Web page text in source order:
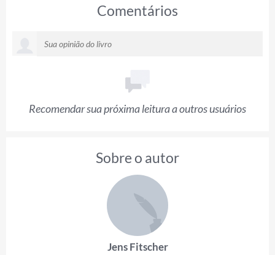
Comentários
Recomendar sua próxima leitura a outros usuários
Sobre o autor
Jens Fitscher